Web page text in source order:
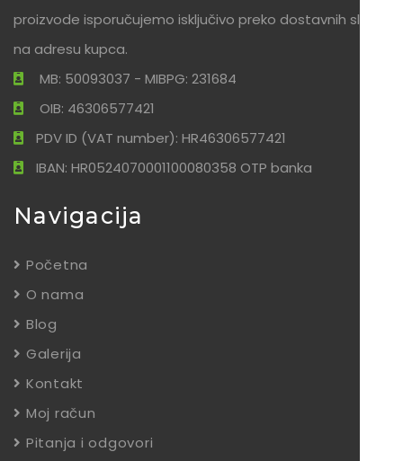
proizvode isporučujemo isključivo preko dostavnih službi
na adresu kupca.
MB: 50093037 - MIBPG: 231684
OIB: 46306577421
PDV ID (VAT number): HR46306577421
IBAN: HR0524070001100080358 OTP banka
Navigacija
Početna
O nama
Blog
Galerija
Kontakt
Moj račun
Pitanja i odgovori